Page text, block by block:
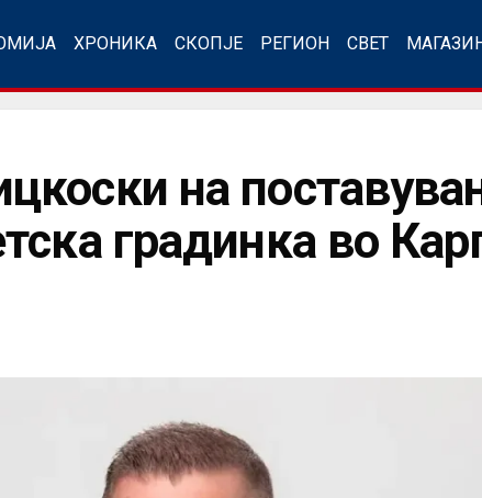
ХРОНИКА СКОПЈЕ РЕГИОН СВЕТ
на
градинка во